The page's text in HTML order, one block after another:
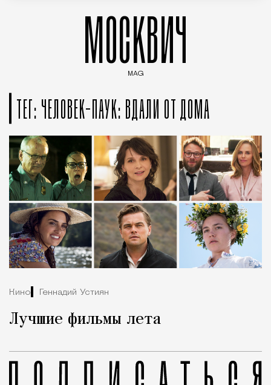
МОСКВИЧ
MAG
ТЕГ: ЧЕЛОВЕК-ПАУК: ВДАЛИ ОТ ДОМА
Кино Геннадий Устиян
Лучшие фильмы лета